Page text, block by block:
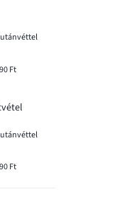
utánvéttel
Ft
utánvéttel
Ft